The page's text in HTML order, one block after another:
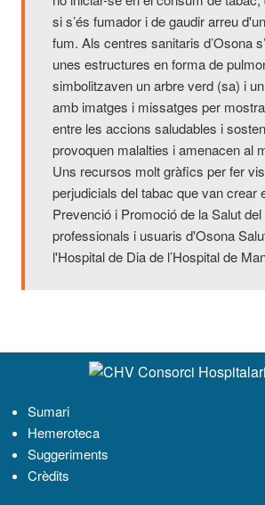
si s’és fumador i de gaudir arreu
fum. Als centres sanitaris d’Osona
unes estructures en forma de
simbolitzaven un arbre verd (sa) i
amb imatges i missatges per
entre les accions saludables i
provoquen malalties i amenacen al
Uns recursos molt gràfics per fer
perjudicials del tabac que van crear
Prevenció i Promoció de la Salut
professionals i usuaris d'Osona
l'Hospital de Dia de l’Hospital de
Navegació
Sumari
Hemeroteca
Suggeriments
Crèdits